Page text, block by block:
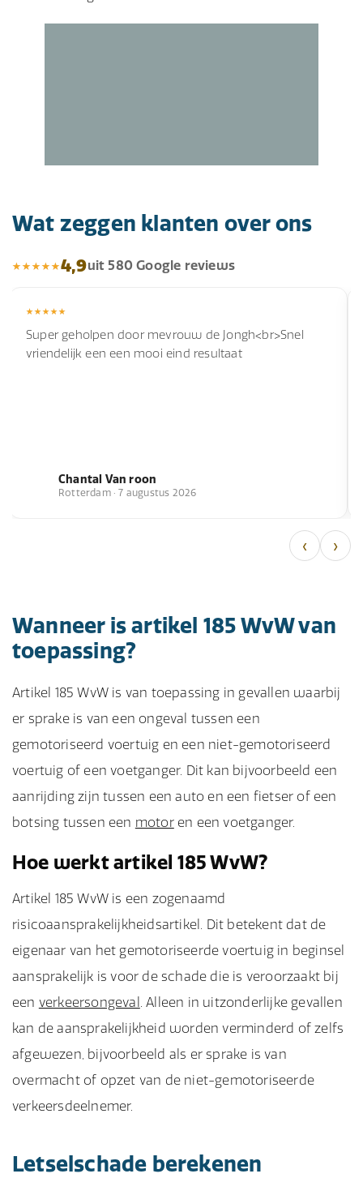
Wat zeggen klanten over ons
4,9uit 580 Google reviews
Super geholpen door mevrouw de Jongh<br>Snel
vriendelijk een een mooi eind resultaat
Chantal Van roon
Rotterdam · 7 augustus 2026
‹ ›
Wanneer is artikel 185 WvW van
toepassing?
Artikel 185 WvW is van toepassing in gevallen waarbij
er sprake is van een ongeval tussen een
gemotoriseerd voertuig en een niet-gemotoriseerd
voertuig of een voetganger. Dit kan bijvoorbeeld een
aanrijding zijn tussen een auto en een fietser of een
botsing tussen een motoren een voetganger.
Hoe werkt artikel 185 WvW?
Artikel 185 WvW is een zogenaamd
risicoaansprakelijkheidsartikel. Dit betekent dat de
eigenaar van het gemotoriseerde voertuig in beginsel
aansprakelijk is voor de schade die is veroorzaakt bij
een verkeersongeval . Alleen in uitzonderlijke gevallen
kan de aansprakelijkheid worden verminderd of zelfs
afgewezen, bijvoorbeeld als er sprake is van
overmacht of opzet van de niet-gemotoriseerde
verkeersdeelnemer.
Letselschade berekenen